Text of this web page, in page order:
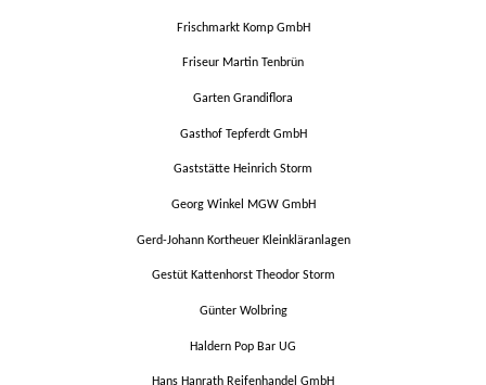
Frischmarkt Komp GmbH
Friseur Martin Tenbrün
Garten Grandiflora
Gasthof Tepferdt GmbH
Gaststätte Heinrich Storm
Georg Winkel MGW GmbH
Gerd-Johann Kortheuer Kleinkläranlagen
Gestüt Kattenhorst Theodor Storm
Günter Wolbring
Haldern Pop Bar UG
Hans Hanrath Reifenhandel GmbH